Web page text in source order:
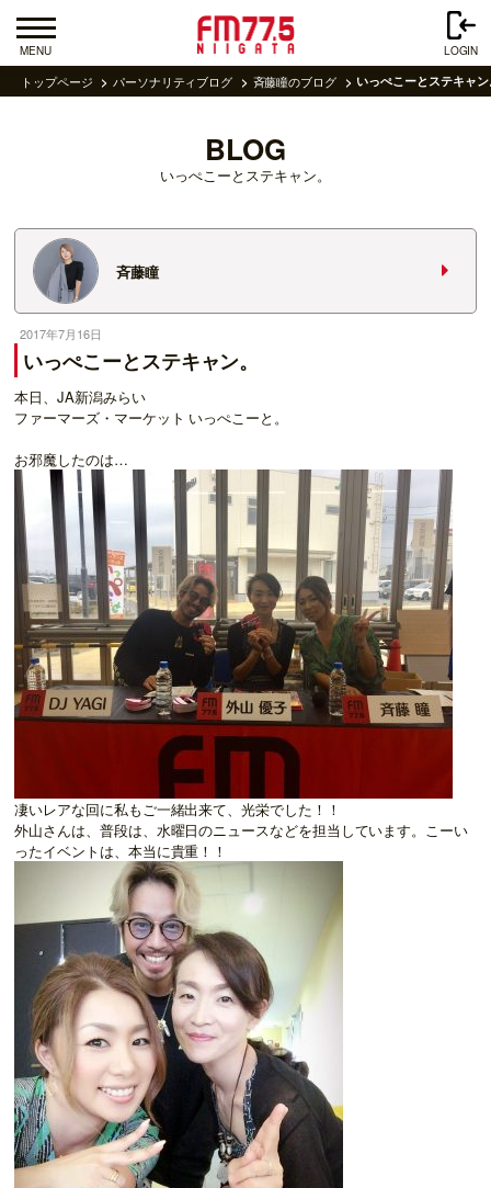
MENU LOGIN
トップページ パーソナリティブログ 斉藤瞳のブログ いっぺこーとステキャン
BLOG
いっぺこーとステキャン。
斉藤瞳
2017年7月16日
いっぺこーとステキャン。
本日、JA新潟みらい
ファーマーズ・マーケット いっぺこーと。
お邪魔したのは…
凄いレアな回に私もご一緒出来て、光栄でした！！
外山さんは、普段は、水曜日のニュースなどを担当しています。こーい
ったイベントは、本当に貴重！！